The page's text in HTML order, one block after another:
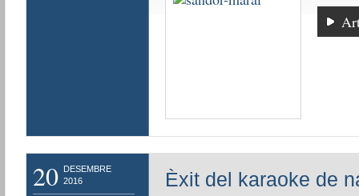
20
DESEMBRE
2016
Èxit del karaoke de